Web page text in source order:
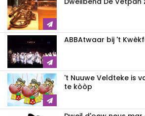
ABBAtwaar bij 't
't Nuuwe Veldteke is
te kòòp